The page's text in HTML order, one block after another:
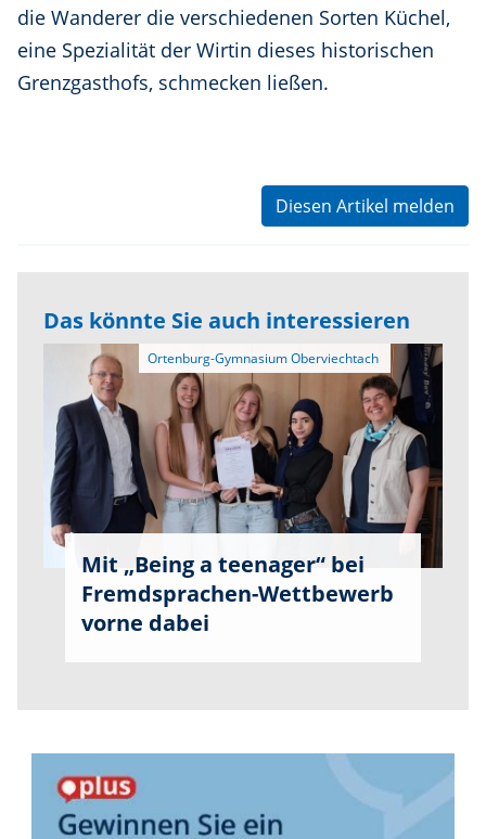
die Wanderer die verschiedenen Sorten Küchel,
eine Spezialität der Wirtin dieses historischen
Grenzgasthofs, schmecken ließen.
Diesen Artikel melden
Das könnte Sie auch interessieren
Mit „Being a teenager“ bei
Fremdsprachen-Wettbewerb
vorne dabei